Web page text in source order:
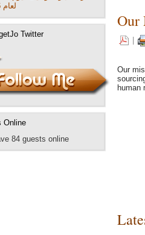
لعام 2026
Twitter
Online
84 guests online
Our
|
Our
human